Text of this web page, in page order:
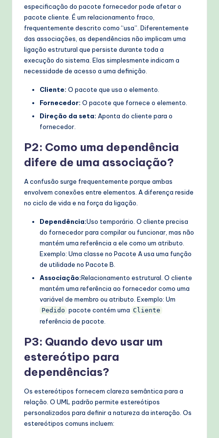
especificação do pacote fornecedor pode afetar o
pacote cliente. É um relacionamento fraco,
frequentemente descrito como “usa”. Diferentemente
das associações, as dependências não implicam uma
ligação estrutural que persiste durante toda a
execução do sistema. Elas simplesmente indicam a
necessidade de acesso a uma definição.
Cliente: O pacote que usa o elemento.
Fornecedor: O pacote que fornece o elemento.
Direção da seta: Aponta do cliente para o
fornecedor.
P2: Como uma dependência
difere de uma associação?
A confusão surge frequentemente porque ambas
envolvem conexões entre elementos. A diferença reside
no ciclo de vida e na força da ligação.
Dependência:Uso temporário. O cliente precisa
do fornecedor para compilar ou funcionar, mas não
mantém uma referência a ele como um atributo.
Exemplo: Uma classe no Pacote A usa uma função
de utilidade no Pacote B.
Associação:Relacionamento estrutural. O cliente
mantém uma referência ao fornecedor como uma
variável de membro ou atributo. Exemplo: Um
Pedido pacote contém uma Cliente
referência de pacote.
P3: Quando devo usar um
estereótipo para
dependências?
Os estereótipos fornecem clareza semântica para a
relação. O UML padrão permite estereótipos
personalizados para definir a natureza da interação. Os
estereótipos comuns incluem: